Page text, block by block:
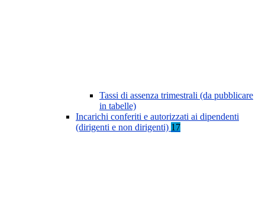
Tassi di assenza trimestrali (da pubblicare
in tabelle)
Incarichi conferiti e autorizzati ai dipendenti
(dirigenti e non dirigenti) 17